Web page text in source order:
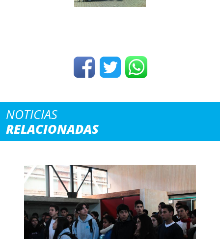
NOTICIAS
RELACIONADAS